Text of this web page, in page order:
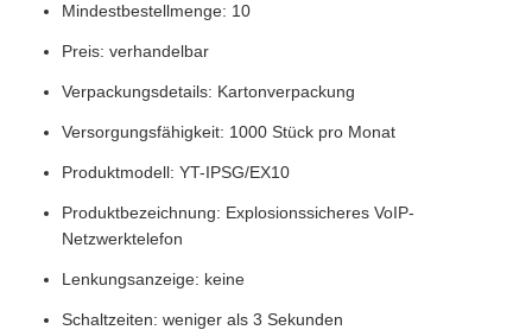
Mindestbestellmenge: 10
Preis: verhandelbar
Verpackungsdetails: Kartonverpackung
Versorgungsfähigkeit: 1000 Stück pro Monat
Produktmodell: YT-IPSG/EX10
Produktbezeichnung: Explosionssicheres VoIP-
Netzwerktelefon
Lenkungsanzeige: keine
Schaltzeiten: weniger als 3 Sekunden